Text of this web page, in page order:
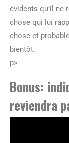
évidents qu’il ne
chose qui lui
chose et
bientôt.
p>
Bonus:
reviendra